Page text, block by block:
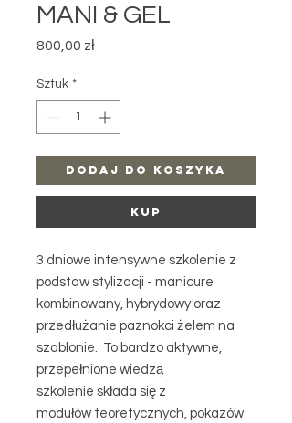
MANI & GEL
800,00 złCena
Sztuk *
Dodaj do koszyka
Kup
3 dniowe intensywne szkolenie z
podstaw stylizacji - manicure
kombinowany, hybrydowy oraz
przedłużanie paznokci żelem na
szablonie. To bardzo aktywne,
przepełnione wiedzą
szkolenie składa się z
modułów teoretycznych, pokazów